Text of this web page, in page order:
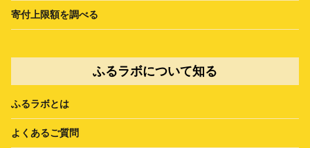
寄付上限額を調べる
ふるラボについて知る
ふるラボとは
よくあるご質問